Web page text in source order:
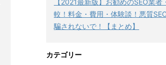
【2021最新版】お勧めのSEO業者
較！料金・費用・体験談！悪質
騙されないで！【まとめ】
カテゴリー